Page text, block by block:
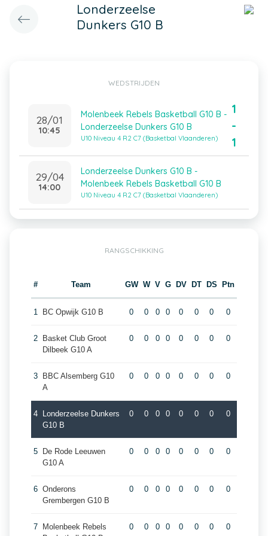
Londerzeelse
Dunkers G10 B
WEDSTRIJDEN
28/01
10:45
Molenbeek Rebels Basketball G10 B -
Londerzeelse Dunkers G10 B
U10 Niveau 4 R2 C7 (Basketbal Vlaanderen)
1
-
1
29/04
14:00
Londerzeelse Dunkers G10 B -
Molenbeek Rebels Basketball G10 B
U10 Niveau 4 R2 C7 (Basketbal Vlaanderen)
RANGSCHIKKING
# Team GW W V G DV DT DS Ptn
1 BC Opwijk G10 B 0 0 0 0 0 0 0 0
2
Basket Club Groot
Dilbeek G10 A
0 0 0 0 0 0 0 0
3
BBC Alsemberg G10
A
0 0 0 0 0 0 0 0
4
Londerzeelse Dunkers
G10 B
0 0 0 0 0 0 0 0
5
De Rode Leeuwen
G10 A
0 0 0 0 0 0 0 0
6 Onderons
Grembergen G10 B
0 0 0 0 0 0 0 0
7
Molenbeek Rebels
0 0 0 0 0 0 0 0